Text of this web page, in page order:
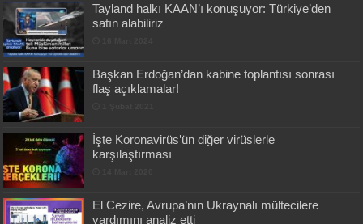
Tayland halkı KAAN’ı konuşuyor: Türkiye’den
satın alabiliriz
Başkan Erdoğan’dan kabine toplantısı sonrası
flaş açıklamalar!
İşte Koronavirüs’ün diğer virüslerle
karşılaştırması
El Cezire, Avrupa’nın Ukraynalı mültecilere
yardımını analiz etti